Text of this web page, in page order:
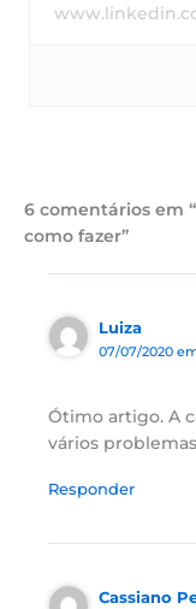
6 comentários em
como fazer”
Luiza
07/07/2020
Ótimo artigo. A
vários
Responder
Cassiano